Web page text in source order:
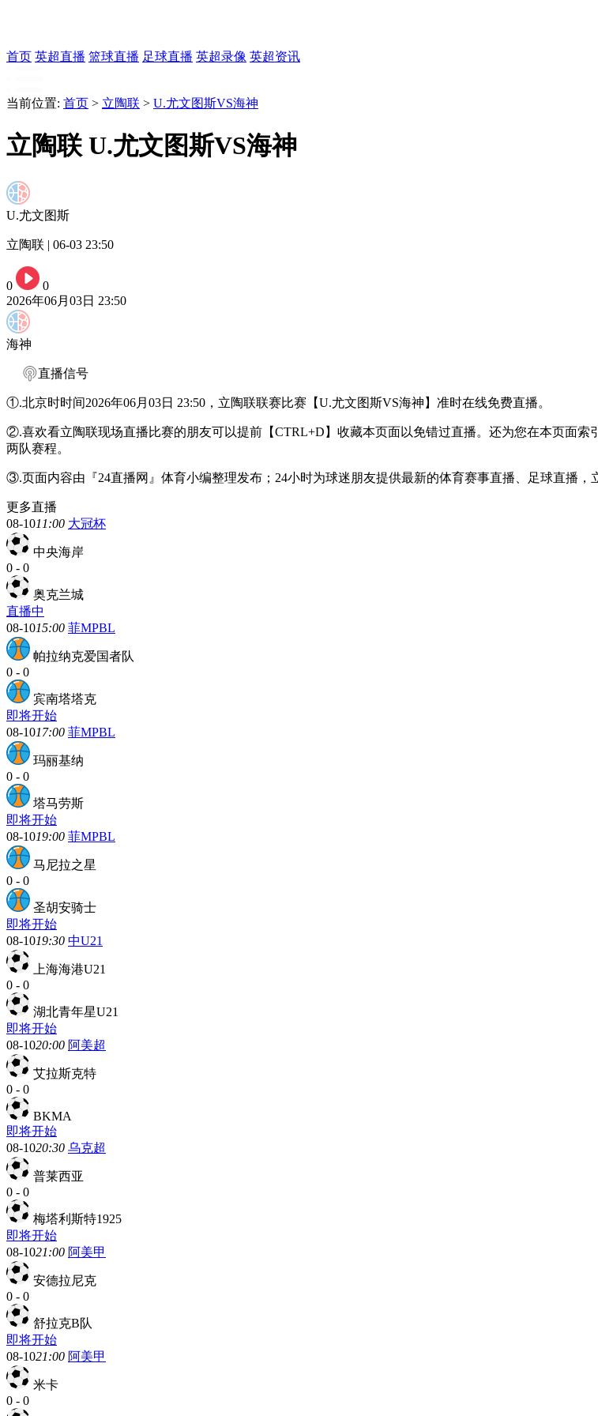
首页 英超直播 篮球直播 足球直播 英超录像 英超资讯
当前位置: 首页 > 立陶联 > U.尤文图斯VS海神
立陶联 U.尤文图斯VS海神
U.尤文图斯
立陶联 | 06-03 23:50
0
0
2026年06月03日 23:50
海神
直播信号
①.北京时时间2026年06月03日 23:50，立陶联联赛比赛【U.尤文图斯VS海神】准时在线免费直播。
②.喜欢看立陶联现场直播比赛的朋友可以提前【CTRL+D】收藏本页面以免错过直播。还为您在本页面索
两队赛程。
③.页面内容由『24直播网』体育小编整理发布；24小时为球迷朋友提供最新的体育赛事直播、足球直播，
更多直播
08-1011:00 大冠杯
中央海岸
0 - 0
奥克兰城
直播中
08-1015:00 菲MPBL
帕拉纳克爱国者队
0 - 0
宾南塔塔克
即将开始
08-1017:00 菲MPBL
玛丽基纳
0 - 0
塔马劳斯
即将开始
08-1019:00 菲MPBL
马尼拉之星
0 - 0
圣胡安骑士
即将开始
08-1019:30 中U21
上海海港U21
0 - 0
湖北青年星U21
即将开始
08-1020:00 阿美超
艾拉斯克特
0 - 0
BKMA
即将开始
08-1020:30 乌克超
普莱西亚
0 - 0
梅塔利斯特1925
即将开始
08-1021:00 阿美甲
安德拉尼克
0 - 0
舒拉克B队
即将开始
08-1021:00 阿美甲
米卡
0 - 0